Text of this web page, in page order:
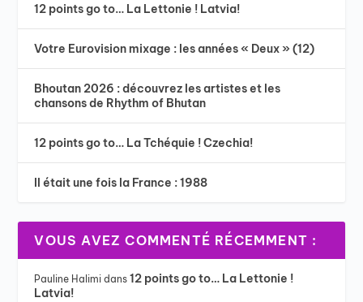
12 points go to… La Lettonie ! Latvia!
Votre Eurovision mixage : les années « Deux » (12)
Bhoutan 2026 : découvrez les artistes et les
chansons de Rhythm of Bhutan
12 points go to… La Tchéquie ! Czechia!
Il était une fois la France : 1988
VOUS AVEZ COMMENTÉ RÉCEMMENT :
Pauline Halimi dans12 points go to… La Lettonie !
Latvia!